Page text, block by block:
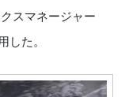
スマネージャー
した。